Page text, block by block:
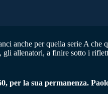
anche per quella serie A che
gli allenatori, a finire sotto i
per la sua permanenza.